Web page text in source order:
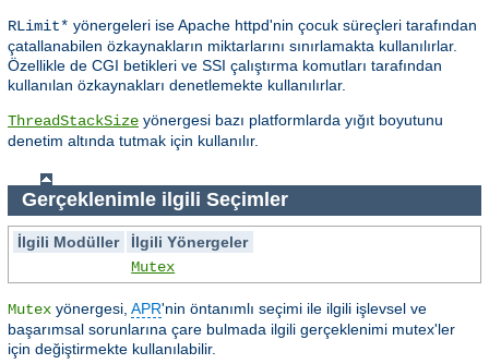
RLimit* yönergeleri ise Apache httpd'nin çocuk süreçleri tarafından
çatallanabilen özkaynakların miktarlarını sınırlamakta kullanılırlar.
Özellikle de CGI betikleri ve SSI çalıştırma komutları tarafından
kullanılan özkaynakları denetlemekte kullanılırlar.
ThreadStackSize yönergesi bazı platformlarda yığıt boyutunu
denetim altında tutmak için kullanılır.
Gerçeklenimle ilgili Seçimler
İlgili Modüller
İlgili Yönergeler
Mutex
Mutex yönergesi, APR'nin öntanımlı seçimi ile ilgili işlevsel ve
başarımsal sorunlarına çare bulmada ilgili gerçeklenimi mutex'ler
için değiştirmekte kullanılabilir.